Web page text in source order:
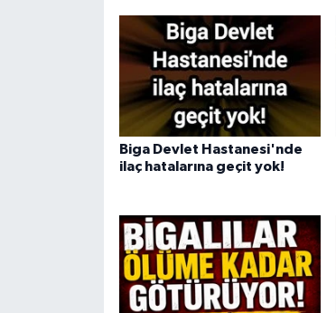
Biga Devlet Hastanesi'nde
ilaç hatalarına geçit yok!